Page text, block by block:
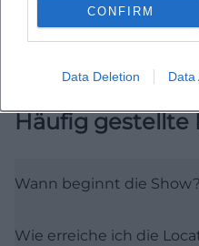
CONFIRM
Data Deletion Data
Häufig gestellte
Wann beginnt die Show?
Wie erreiche ich die